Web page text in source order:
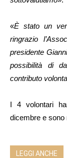
«È stato un
ringrazio
presidente
possibilità di
contributo
I 4 volontari
dicembre e sono
LEGGI ANCHE